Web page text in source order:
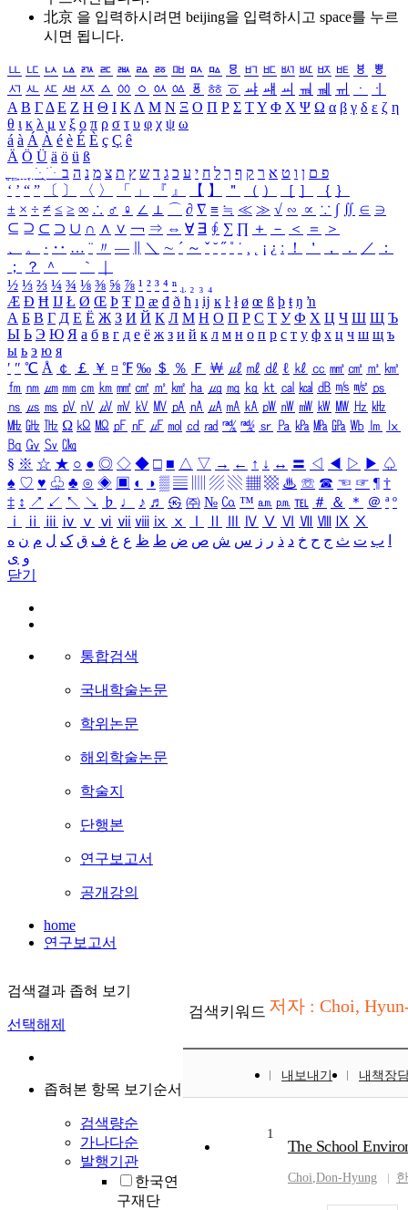
北京 을 입력하시려면 beijing을 입력하시고 space를 누르
시면 됩니다.
ㅥ ㅦ ㅧ ㅨ ㅩ ㅪ ㅫ ㅬ ㅭ ㅮ ㅯ ㅰ ㅱ ㅲ ㅳ ㅴ ㅵ ㅶ ㅷ ㅸ
ㅹ
ㅺ ㅻ ㅼ ㅽ ㅾ ㅿ ㆀ ㆁ ㆂ ㆃ ㆄ ㆅ ㆆ ㆇ ㆈ ㆉ ㆊ ㆋ ㆌ ㆍ
ㆎ
Α Β ΓΔ Ε Ζ Η Θ Ι ΚΛ Μ Ν Ξ Ο Π Ρ Σ ΤΥ Φ Χ Ψ Ω α β γ δ ε ζ η
θ ι κ λ μ ν ξ ο π ρ σ τ υ φ χ ψ ω
á à Á À é è É È ç Ç ê
Ä Ö Ü ä ö ü ß
ִֶֹ ֻּ ׁׂ פ ם ן ו ט א ר ק ף ך ל ח י ע כ ג ד ש ץ ת צ מ נ ה ב
‘ ’ “ ” 〔 〕 〈 〉 「 」 『 』 【 】 ＂ （ ） ［ ］ ｛ ｝
± × ÷ ≠ ≤ ≥ ∞ ∴ ♂ ♀ ∠ ⊥ ⌒ ∂ ∇ ≡ ≒ ≪ ≫ √ ∽ ∝ ∵ ∫ ∬ ∈ ∋
⊆ ⊇ ⊂ ⊃ ∪ ∩ ∧ ∨ ￢ ⇒ ⇔ ∀ ∃ ∮ ∑ ∏ ＋ － ＜ ＝
＞
、
。 · ‥ … ¨ 〃 ― ＼ ∼ ´ ～ ˇ ˘ ˝ ˚ ˙ ¸ ¡ ¿ ː ！ ＇ ， ． ／
：
；
？ ＾ ｀
½ ⅓ ⅔ ¼ ¾ ⅛ ⅜ ⅝ ⅞ ¹ ² ³ ⁴ ⁿ ₁ ₂ ₃ ₄
Æ Ð Ħ Ĳ Ł Ø Œ Þ Ŧ Ŋ æ đ ð ħ ı ĳ ĸ ŀ ł ø œ ß þ ŧ ŋ ŉ
А Б В Г Д Е Ё Ж З И Й К Л М Н О П Р С Т У Ф Х Ц Ч Ш Щ Ъ
Ы Ь Э Ю Я а б в г д е ё ж з и й к л м н о п р с т у ф х ц ч ш щ ъ
ы ь э ю я
′ ″ ℃ Å ￠ ￡ ￥ ¤ ℉ ‰ ＄ ％ Ｆ ￦ ㎕ ㎖ ㎗ ℓ ㎘ ㏄ ㎣ ㎤ ㎥ ㎦
㎙ ㎚ ㎛ ㎜ ㎝ ㎞ ㎟ ㎠ ㎡ ㎢ ㏊ ㎍ ㎎ ㎏ ㏏ ㎈ ㎉ ㏈ ㎧ ㎨ ㎰
㎱ ㎲ ㎳ ㎴ ㎵ ㎶ ㎷ ㎸ ㎹ ㎀ ㎁ ㎂ ㎃ ㎄ ㎺ ㎻ ㎽ ㎾ ㎿ ㎐ ㎑
㎒ ㎓ ㎔ Ω ㏀ ㏁ ㎊ ㎋ ㎌ ㏖ ㏅ ㎭ ㎮ ㎯ ㏛ ㎩ ㎪ ㎫ ㎬ ㏝ ㏐
㏓
㏃ ㏉ ㏜ ㏆
§ ※ ☆ ★ ○ ● ◎ ◇ ◆ □ ■ △ ▽ → ← ↑ ↓ ↔ 〓 ◁ ◀ ▷ ▶ ♤
♠ ♡ ♥ ♧ ♣ ⊙ ◈ ▣ ◐ ◑ ▒ ▤ ▨ ▧ ▦ ▩ ♨ ☏ ☎ ☜ ☞ ¶ †
‡ ↕ ↗ ↙ ↖ ↘ ♭ ♩ ♪ ♬ ㉿ ㈜ № ㏇ ™ ㏂ ㏘ ℡ ＃ ＆ ＊ ＠ ª º
ⅰ
ⅱ ⅲ ⅳ ⅴ ⅵ ⅶ ⅷ ⅸ ⅹ Ⅳ Ⅴ Ⅵ Ⅶ Ⅷ Ⅸ Ⅹ
ب ت ث ج ح خ د ذ ر ز س ش ص ض ط ظ ع غ ف ق ک ل م ن ه
و ی
닫기
통합검색
국내학술논문
학위논문
해외학술논문
학술지
단행본
연구보고서
공개강의
home
연구보고서
검색결과 좁혀 보기
선택해제
좁혀본 항목 보기순서
검색량순
가나다순
발행기관
한국연
구재단
검색키워드 저자 : Choi,
내보내기 내책장
1
The School
Choi,Don-Hyung